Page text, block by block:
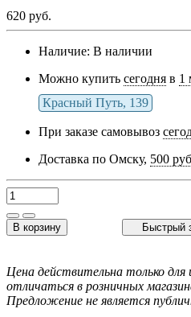
620 руб.
Наличие: В наличии
Можно купить сегодня в 1
Красный Путь, 139
При заказе самовывоз
Доставка по Омску, 500
В корзину Быстрый
Цена действительна только
отличаться в розничных
Предложение не является